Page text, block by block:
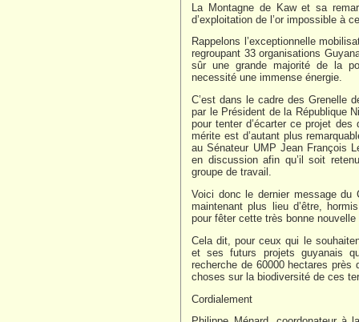
La Montagne de Kaw et sa
d’exploitation de l’or impossible à
Rappelons l’exceptionnelle
regroupant 33 organisations
sûr une grande majorité de la
necessité une immense énergie.
C’est dans le cadre des Grenelle
par le Président de la République
pour tenter d’écarter ce projet des
mérite est d’autant plus
au Sénateur UMP Jean François
en discussion afin qu’il soit
groupe de travail.
Voici donc le dernier message du
maintenant plus lieu d’être,
pour fêter cette très bonne
Cela dit, pour ceux qui le
et ses futurs projets guyanais
recherche de 60000 hectares près
choses sur la biodiversité de ces
Cordialement